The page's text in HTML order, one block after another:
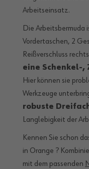
Arbeitseinsatz.
Die
Vordertaschen, 2
Reißverschluss
eine Schenkel-,
Hier können sie
Werkzeuge
robuste
Langlebigkeit der
Kennen Sie schon
in Orange ?
mit dem passenden